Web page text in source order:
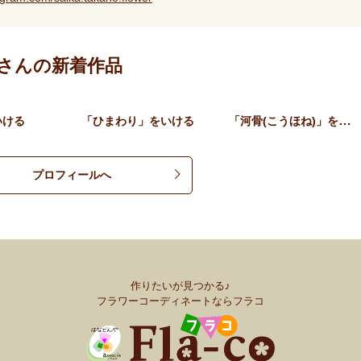
んの新着作品
る 「ひまわり」をいける 「河骨(こうほね)」をいけ…
プロフィールへ
作りたいが見つかる♪
フラワーコーディネートならフラコ